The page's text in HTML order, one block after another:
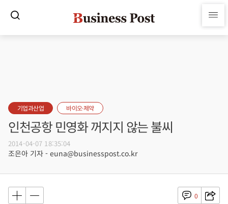
기업과산업 바이오·제약
인천공항 민영화 꺼지지 않는 불씨
2014-04-07 18:35:04
조은아 기자 - euna@businesspost.co.kr
0